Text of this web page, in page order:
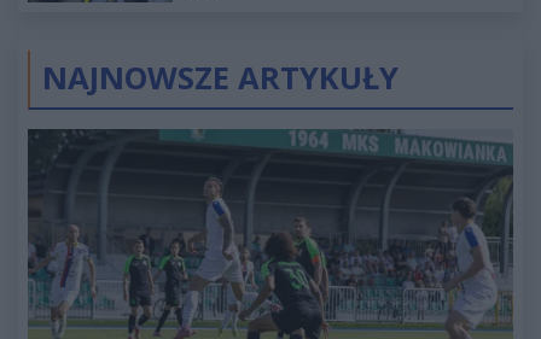
NAJNOWSZE ARTYKUŁY